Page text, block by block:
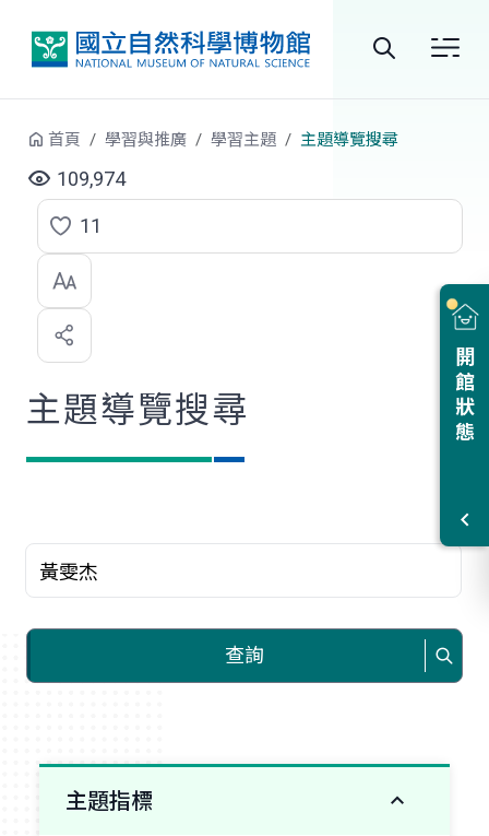
站
尋
開館狀態
首頁 學習與推廣 學習主題 主題導覽搜尋
109,974
點
選
喜
歡
11
主題導覽搜尋
查詢關鍵字
查詢
主題指標